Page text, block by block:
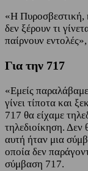
«Η Πυροσβεστική,
δεν ξέρουν τι
παίρνουν εντολές»,
Για την 717
«Εμείς
γίνει τίποτα και
717 θα είχαμε
τηλεδιοίκηση. Δεν
αυτή ήταν μια
οποία δεν
σύμβαση 717.